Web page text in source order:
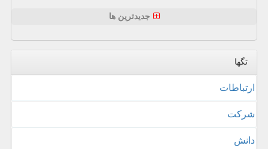
جدیدترین ها
تگها
ارتباطات
شركت
دانش